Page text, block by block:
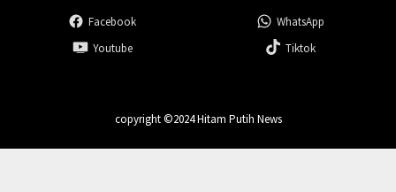
Facebook
WhatsApp
Youtube
Tiktok
copyright ©2024 Hitam Putih News